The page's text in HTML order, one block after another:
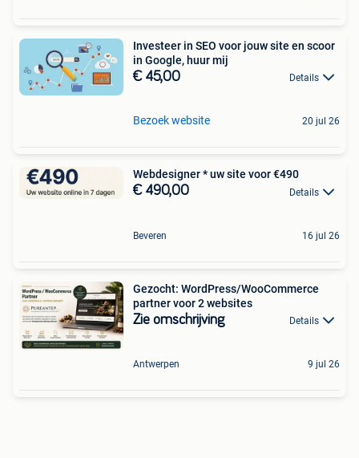
Investeer in SEO voor jouw site en scoor
in Google, huur mij
€ 45,00 Details
Bezoek website 20 jul 26
Webdesigner * uw site voor €490
€ 490,00 Details
Beveren 16 jul 26
Gezocht: WordPress/WooCommerce
partner voor 2 websites
Zie omschrijving Details
Antwerpen 9 jul 26